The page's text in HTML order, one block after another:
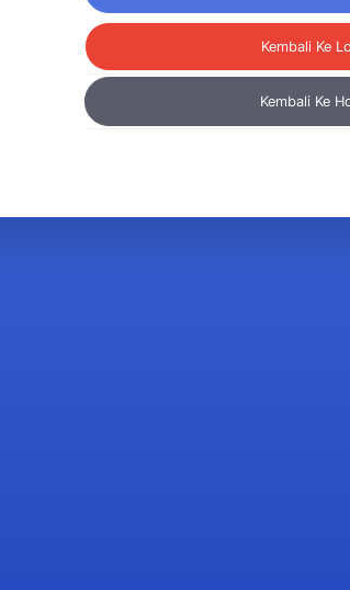
Kembali Ke
Kembali Ke